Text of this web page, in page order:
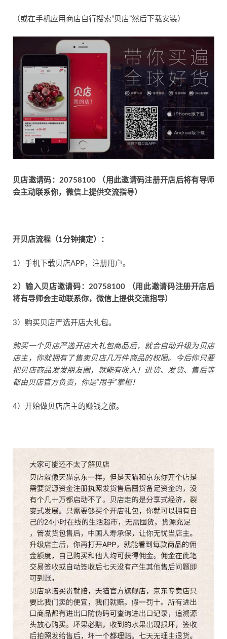
（或在手机应用商店自行搜索“贝店”然后下载安装）
贝店邀请码：20758100 （用此邀请码注册开店后将有导师
会主动联系你，微信上提供交流指导）
开贝店流程（1分钟搞定）：
1）手机下载贝店APP，注册用户。
2）输入贝店邀请码：20758100 （用此邀请码注册开店后
将有导师会主动联系你，微信上提供交流指导）
3）购买贝店严选开店大礼包。
购买一个贝店严选开店大礼包商品后，就会自动升级为贝店
店主，你就拥有了售卖贝店几万件商品的权限。今后你只要
把贝店商品发发朋友圈，就能有收入！进货、发货、售后等
都由贝店官方负责，你是“甩手”掌柜！
4）开始做贝店店主的赚钱之旅。